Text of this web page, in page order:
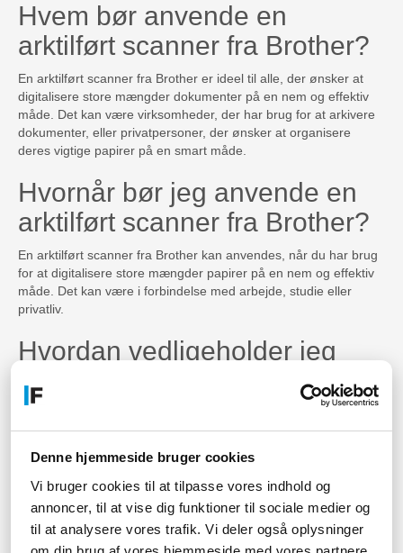
Denne hjemmeside bruger cookies
Vi bruger cookies til at tilpasse vores indhold og
annoncer, til at vise dig funktioner til sociale medier og
til at analysere vores trafik. Vi deler også oplysninger
Hvem bør anvende en
arktilført scanner fra Brother?
En arktilført scanner fra Brother er ideel til alle, der ønsker at
digitalisere store mængder dokumenter på en nem og effektiv
måde. Det kan være virksomheder, der har brug for at arkivere
dokumenter, eller privatpersoner, der ønsker at organisere
deres vigtige papirer på en smart måde.
Hvornår bør jeg anvende en
arktilført scanner fra Brother?
En arktilført scanner fra Brother kan anvendes, når du har brug
for at digitalisere store mængder papirer på en nem og effektiv
måde. Det kan være i forbindelse med arbejde, studie eller
privatliv.
Hvordan vedligeholder jeg
min arktilførte scanner fra
Brother?
rense den jævnligt og følge de anvisninger, der følger med
produktet. Det kan også være en god idé at have en
støvbeskyttende pose over scanneren, når den ikke er i brug, så
du undgår støv og snavs på enheden.